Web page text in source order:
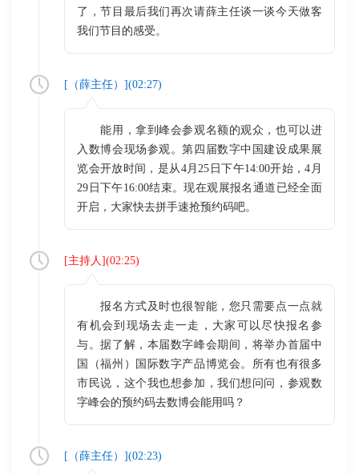
了，节目最后我们再次请薛主任谈一谈今天做客
我们节目的感受。
[（薛主任）](02:27)
能用，拿到峰会参观名额的观众，也可以进
入数博会现场参观。第四届数字中国建设成果展
览会开放时间，是从4月25日下午14:00开始，4月
29日下午16:00结束。现在观展报名通道已经全面
开启，大家快去拼手速抢预约码吧。
[主持人](02:25)
报名方式及时也很智能，您只需要点一点就
有机会到现场去走一走，大家可以尽快报名参
与。据了解，本届数字峰会期间，将举办首届中
国（福州）国际数字产品博览会。所有也有很多
市民说，这个我也想参加，我们想问问，参观数
字峰会的预约码去数博会能用吗？
[（薛主任）](02:23)